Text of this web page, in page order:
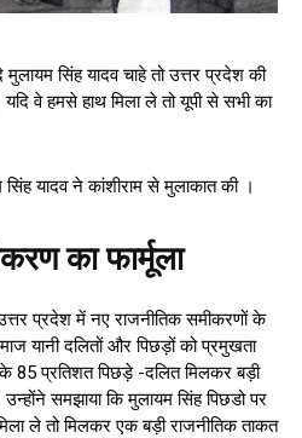
सिंह यादव चाहे तो उत्तर प्रदेश की
वे हमसे हाथ मिला ले तो यूपी से सभी का
यादव ने कांशीराम से मुलाकात की ।
का फार्मूला
प्रदेश में नए राजनीतिक समीकरणों के
यानी दलितों और पिछड़ों को प्रमुखता
85 प्रतिशत पिछड़े -दलित मिलकर बड़ी
समझाया कि मुलायम सिंह पिछडो पर
ले तो मिलकर एक बड़ी राजनीतिक ताकत